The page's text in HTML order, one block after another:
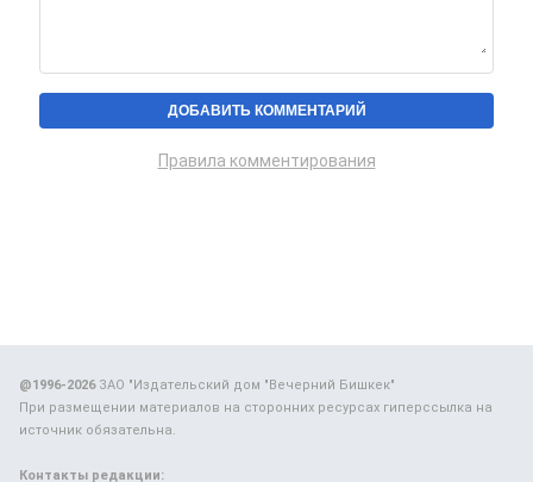
Правила комментирования
@1996-2026ЗАО "Издательский дом "Вечерний Бишкек"
При размещении материалов на сторонних ресурсах гиперссылка на
источник обязательна.
Контакты редакции: